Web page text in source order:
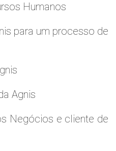
Humanos
para um processo de
Agnis
Negócios e cliente de